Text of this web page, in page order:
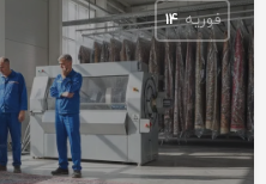
فوریه 14